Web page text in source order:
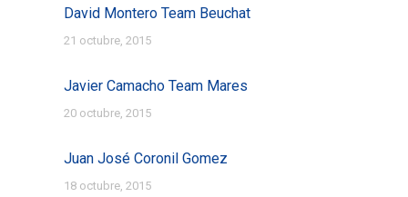
David Montero Team Beuchat
21 octubre, 2015
Javier Camacho Team Mares
20 octubre, 2015
Juan José Coronil Gomez
18 octubre, 2015